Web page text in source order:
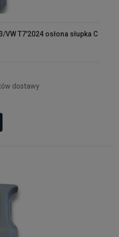
T7'2024 osłona słupka C
dostawy